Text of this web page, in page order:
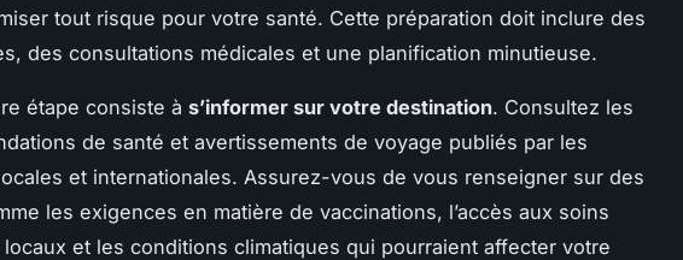
tout risque pour votre santé. Cette préparation doit inclure des
des consultations médicales et une planification minutieuse.
étape consiste à s’informer sur votre destination. Consultez les
de santé et avertissements de voyage publiés par les
et internationales. Assurez-vous de vous renseigner sur des
les exigences en matière de vaccinations, l’accès aux soins
locaux et les conditions climatiques qui pourraient affecter votre